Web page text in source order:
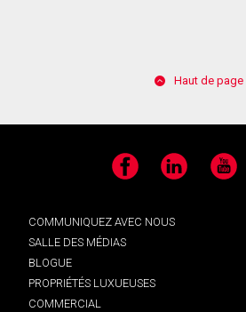
Haut de page
Facebook LinkedIn YouTube
COMMUNIQUEZ AVEC NOUS
SALLE DES MÉDIAS
BLOGUE
PROPRIÉTÉS LUXUEUSES
COMMERCIAL